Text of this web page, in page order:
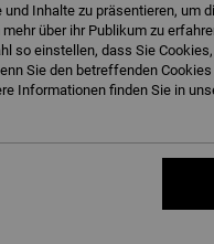
Inhalte zu präsentieren, um
über ihr Publikum zu
so einstellen, dass Sie
Sie den betreffenden
Informationen finden Sie in